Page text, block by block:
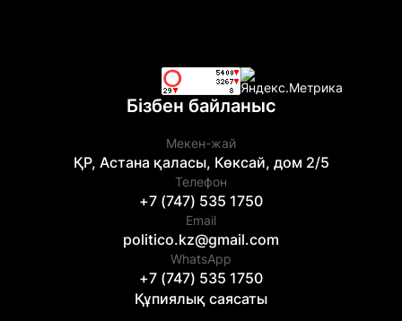
Бізбен байланыс
Мекен-жай
ҚР, Астана қаласы, Көксай, дом 2/5
Телефон
+7 (747) 535 1750
Email
politico.kz@gmail.com
WhatsApp
+7 (747) 535 1750
Құпиялық саясаты